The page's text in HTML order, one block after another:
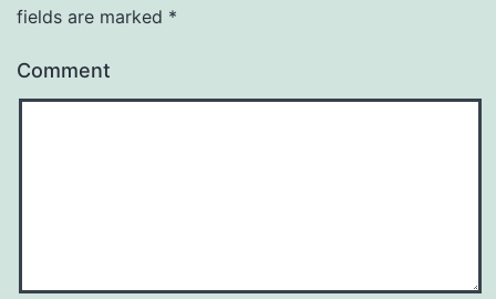
fields are marked *
Comment